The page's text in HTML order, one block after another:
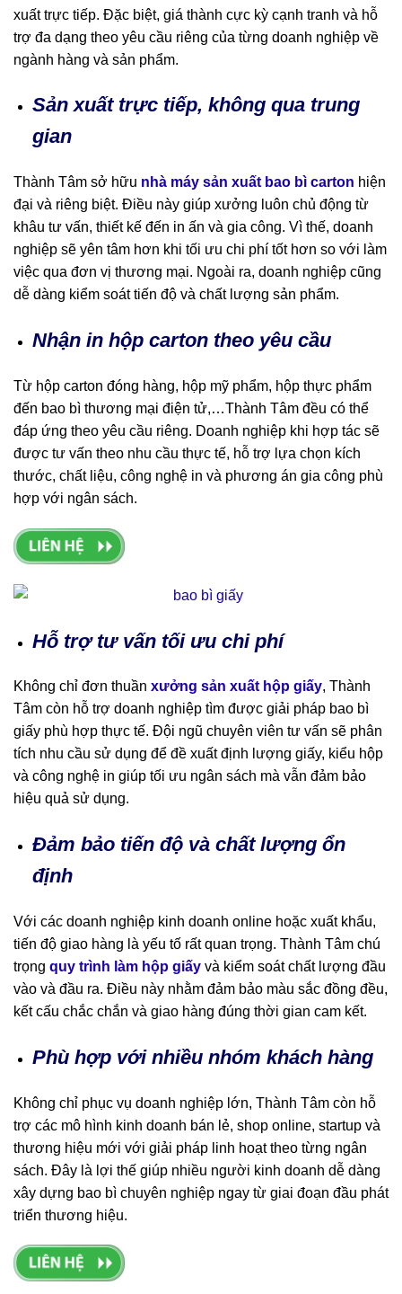
xuất trực tiếp. Đặc biệt, giá thành cực kỳ cạnh tranh và hỗ
trợ đa dạng theo yêu cầu riêng của từng doanh nghiệp về
ngành hàng và sản phẩm.
Sản xuất trực tiếp, không qua trung
gian
Thành Tâm sở hữu nhà máy sản xuất bao bì carton hiện
đại và riêng biệt. Điều này giúp xưởng luôn chủ động từ
khâu tư vấn, thiết kế đến in ấn và gia công. Vì thế, doanh
nghiệp sẽ yên tâm hơn khi tối ưu chi phí tốt hơn so với làm
việc qua đơn vị thương mại. Ngoài ra, doanh nghiệp cũng
dễ dàng kiểm soát tiến độ và chất lượng sản phẩm.
Nhận in hộp carton theo yêu cầu
Từ hộp carton đóng hàng, hộp mỹ phẩm, hộp thực phẩm
đến bao bì thương mại điện tử,…Thành Tâm đều có thể
đáp ứng theo yêu cầu riêng. Doanh nghiệp khi hợp tác sẽ
được tư vấn theo nhu cầu thực tế, hỗ trợ lựa chọn kích
thước, chất liệu, công nghệ in và phương án gia công phù
hợp với ngân sách.
Hỗ trợ tư vấn tối ưu chi phí
Không chỉ đơn thuần xưởng sản xuất hộp giấy, Thành
Tâm còn hỗ trợ doanh nghiệp tìm được giải pháp bao bì
giấy phù hợp thực tế. Đội ngũ chuyên viên tư vấn sẽ phân
tích nhu cầu sử dụng để đề xuất định lượng giấy, kiểu hộp
và công nghệ in giúp tối ưu ngân sách mà vẫn đảm bảo
hiệu quả sử dụng.
Đảm bảo tiến độ và chất lượng ổn
định
Với các doanh nghiệp kinh doanh online hoặc xuất khẩu,
tiến độ giao hàng là yếu tố rất quan trọng. Thành Tâm chú
trọng quy trình làm hộp giấy và kiểm soát chất lượng đầu
vào và đầu ra. Điều này nhằm đảm bảo màu sắc đồng đều,
kết cấu chắc chắn và giao hàng đúng thời gian cam kết.
Phù hợp với nhiều nhóm khách hàng
Không chỉ phục vụ doanh nghiệp lớn, Thành Tâm còn hỗ
trợ các mô hình kinh doanh bán lẻ, shop online, startup và
thương hiệu mới với giải pháp linh hoạt theo từng ngân
sách. Đây là lợi thế giúp nhiều người kinh doanh dễ dàng
xây dựng bao bì chuyên nghiệp ngay từ giai đoạn đầu phát
triển thương hiệu.